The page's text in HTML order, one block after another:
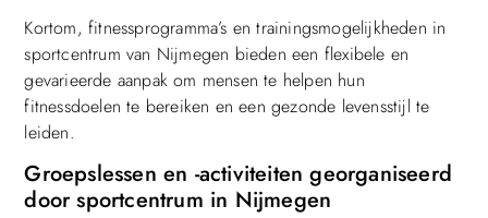
Kortom, fitnessprogramma’s en trainingsmogelijkheden in
sportcentrum van Nijmegen bieden een flexibele en
gevarieerde aanpak om mensen te helpen hun
fitnessdoelen te bereiken en een gezonde levensstijl te
leiden.
Groepslessen en -activiteiten georganiseerd
door sportcentrum in Nijmegen